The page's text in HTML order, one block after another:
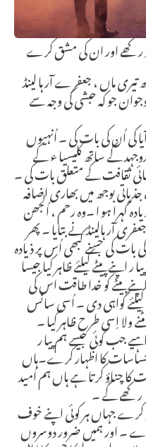
د رکھے اور ان کی مشق کرے
دیکھ تیری ماں ، جعفرے آر ہا لینڈ
جو کہ حبشی کی وجہ سے
اُن کی بات کی ۔ اُنہیوں
کے ساتھ کلیسیا ء کے
ثقافت کے متعلق بات کی ۔
بوجھ میں بھاری اضافہ
گہرا ہو ا ۔وہ رحم ، اُلجھن
آر ہالینڈ نے بتایا ۔ پھر
بات کی جسنے کبھی اُس پر ذیادہ
اپنے پیٹے کیلئے ظاہر کیا جیسا
بیٹے کو خدا طاقت اس کی
کیلئے گواہی دی ۔ اُسی سانس
ولا اِسی طرح ظاہر کیا ۔
جب کوئی جیسے ہم پیا ر
کا اظہار کرے۔ہاں
چناؤ کر تا ہے ہاں ہم اُمید
رکھے گے ۔
کرے جہاں ہر کوئی اپنے خوف
۔ اور ہمیں ضرور دوسروں